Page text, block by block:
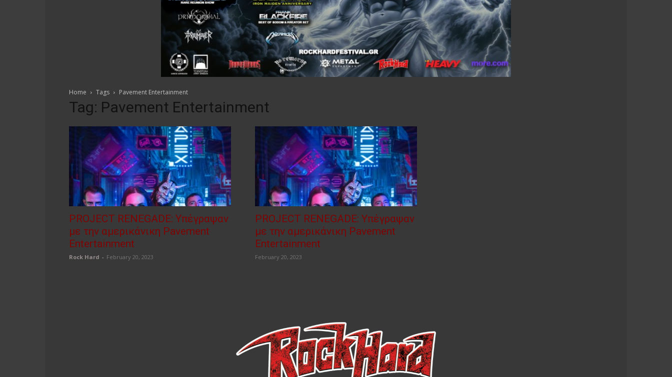
Home Tags Pavement Entertainment
Tag: Pavement Entertainment
PROJECT RENEGADE: Υπέγραψαν
με την αμερικάνικη Pavement
Entertainment
Rock Hard - February 20, 2023
PROJECT RENEGADE: Υπέγραψαν
με την αμερικάνικη Pavement
Entertainment
February 20, 2023